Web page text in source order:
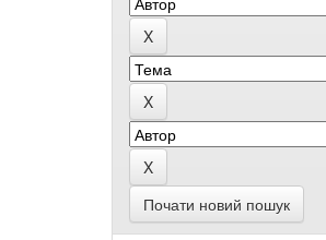
Почати новий пошук